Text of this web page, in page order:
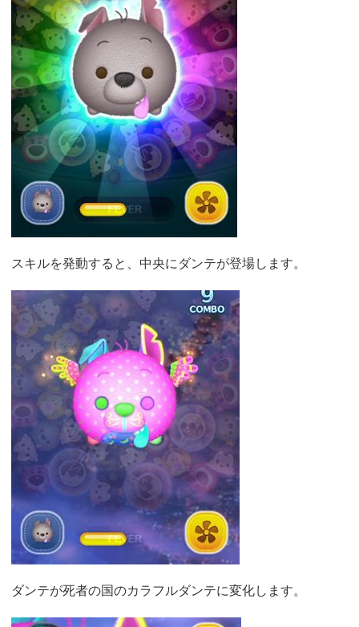
スキルを発動すると、中央にダンテが登場します。
ダンテが死者の国のカラフルダンテに変化します。